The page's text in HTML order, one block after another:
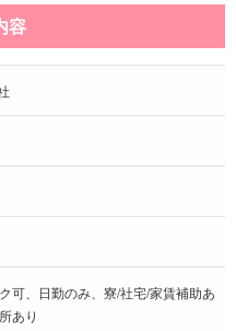
容
可、日勤のみ、寮/社宅/家賃補助あ
あり